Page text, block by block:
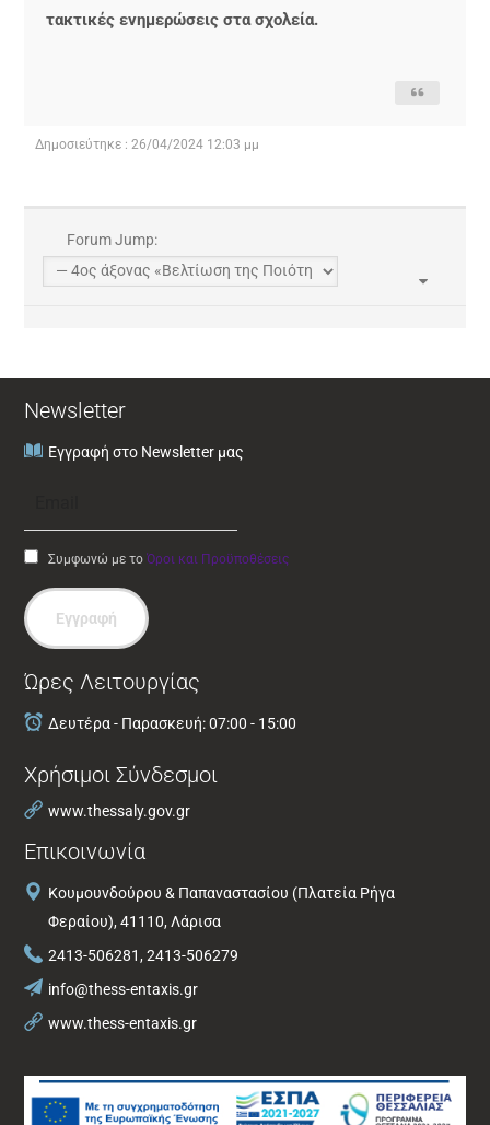
τακτικές ενημερώσεις στα σχολεία.
Δημοσιεύτηκε : 26/04/2024 12:03 μμ
Forum Jump:
Newsletter
Εγγραφή στο Newsletter μας
Συμφωνώ με τοΌροι και Προϋποθέσεις
Εγγραφή
Ώρες Λειτουργίας
Δευτέρα - Παρασκευή: 07:00 - 15:00
Χρήσιμοι Σύνδεσμοι
www.thessaly.gov.gr
Επικοινωνία
Κουμουνδούρου & Παπαναστασίου (Πλατεία Ρήγα
Φεραίου), 41110, Λάρισα
2413-506281, 2413-506279
info@thess-entaxis.gr
www.thess-entaxis.gr